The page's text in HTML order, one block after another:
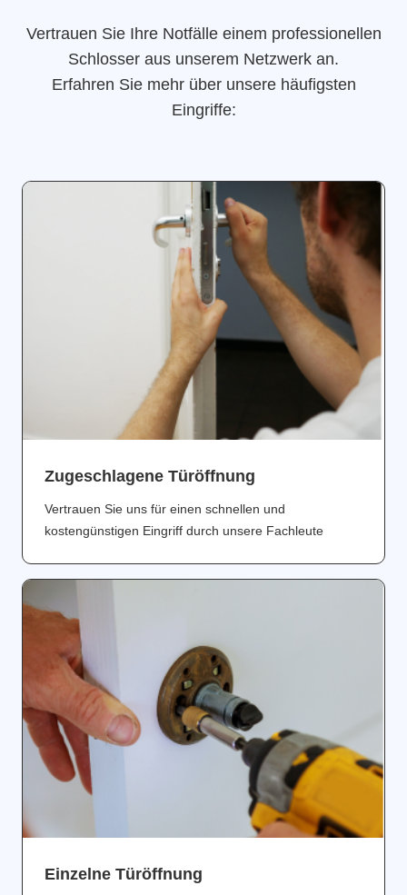
Vertrauen Sie Ihre Notfälle einem professionellen
Schlosser aus unserem Netzwerk an.
Erfahren Sie mehr über unsere häufigsten
Eingriffe:
Zugeschlagene Türöffnung
Vertrauen Sie uns für einen schnellen und
kostengünstigen Eingriff durch unsere Fachleute
Einzelne Türöffnung